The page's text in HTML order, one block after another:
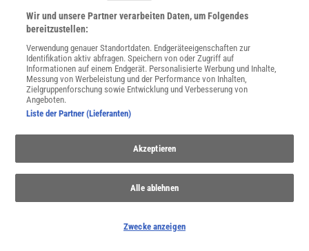
JETZT ANMELDEN!
mit Ihren personenbezogenen Daten finden Sie in unsererDatenschutzerklärung
SERVICES
Newsletter
Kontakt
Im Handel kaufen
Wir und unsere Partner verarbeiten Daten, um Folgendes
bereitzustellen:
Verwendung genauer Standortdaten. Endgeräteeigenschaften zur
Identifikation aktiv abfragen. Speichern von oder Zugriff auf
Informationen auf einem Endgerät. Personalisierte Werbung und Inhalte,
Messung von Werbeleistung und der Performance von Inhalten,
Zielgruppenforschung sowie Entwicklung und Verbesserung von
Angeboten.
Liste der Partner (Lieferanten)
Akzeptieren
Alle ablehnen
Zwecke anzeigen